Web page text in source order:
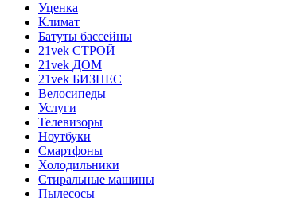
Уценка
Климат
Батуты бассейны
21vek СТРОЙ
21vek ДОМ
21vek БИЗНЕС
Велосипеды
Услуги
Телевизоры
Ноутбуки
Смартфоны
Холодильники
Стиральные машины
Пылесосы